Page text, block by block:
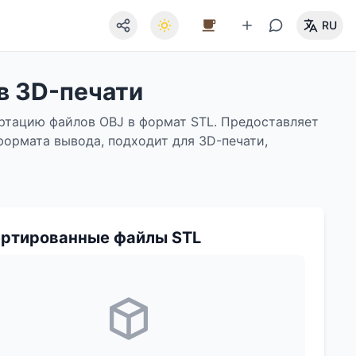
RU
3D-печати
файлов OBJ в формат STL. Предоставляет
вывода, подходит для 3D-печати,
файлы STL